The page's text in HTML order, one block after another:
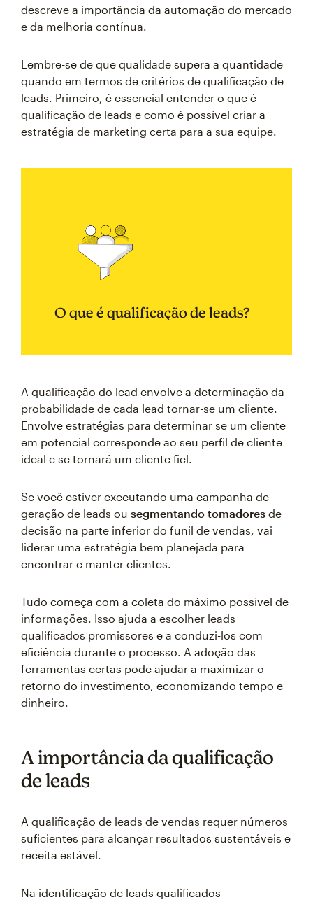
descreve a importância da automação do mercado
e da melhoria contínua.
Lembre-se de que qualidade supera a quantidade
quando em termos de critérios de qualificação de
leads. Primeiro, é essencial entender o que é
qualificação de leads e como é possível criar a
estratégia de marketing certa para a sua equipe.
O que é qualificação de leads?
A qualificação do lead envolve a determinação da
probabilidade de cada lead tornar-se um cliente.
Envolve estratégias para determinar se um cliente
em potencial corresponde ao seu perfil de cliente
ideal e se tornará um cliente fiel.
Se você estiver executando uma campanha de
geração de leads ou segmentando tomadores de
decisão na parte inferior do funil de vendas, vai
liderar uma estratégia bem planejada para
encontrar e manter clientes.
Tudo começa com a coleta do máximo possível de
informações. Isso ajuda a escolher leads
qualificados promissores e a conduzi-los com
eficiência durante o processo. A adoção das
ferramentas certas pode ajudar a maximizar o
retorno do investimento, economizando tempo e
dinheiro.
A importância da qualificação
de leads
A qualificação de leads de vendas requer números
suficientes para alcançar resultados sustentáveis e
receita estável.
Na identificação de leads qualificados